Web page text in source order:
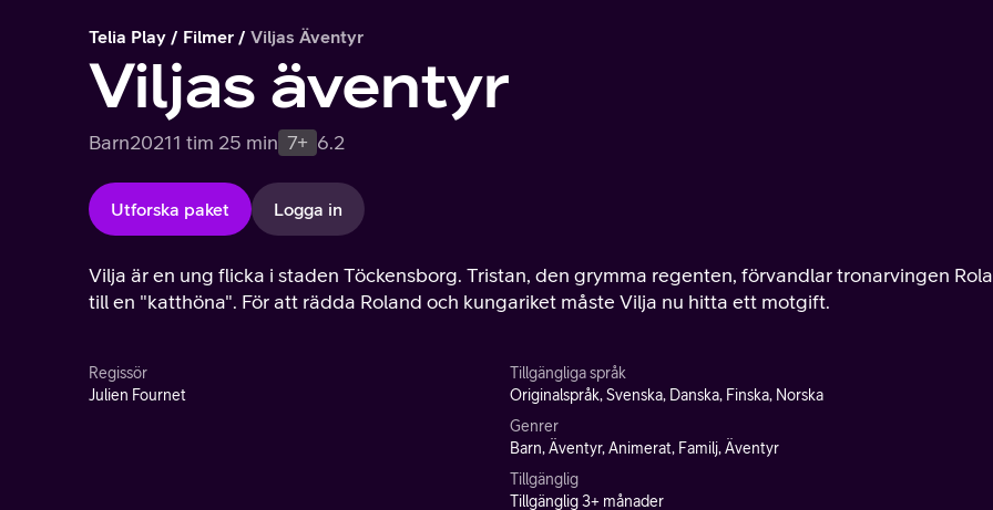
Telia Play Filmer Viljas Äventyr
Viljas äventyr
Barn20211 tim 25 min 7+ 6.2
Utforska paket Logga in
Vilja är en ung flicka i staden Töckensborg. Tristan, den grymma regenten, förvandlar tronarvingen
till en "katthöna". För att rädda Roland och kungariket måste Vilja nu hitta ett motgift.
Regissör
Julien Fournet
Tillgängliga språk
Originalspråk, Svenska, Danska, Finska, Norska
Genrer
Barn, Äventyr, Animerat, Familj, Äventyr
Tillgänglig
Tillgänglig 3+ månader